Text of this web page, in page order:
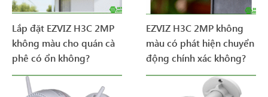
Lắp đặt EZVIZ H3C 2MP
không màu cho quán cà
phê có ổn không?
EZVIZ H3C 2MP không
màu có phát hiện chuyển
động chính xác không?